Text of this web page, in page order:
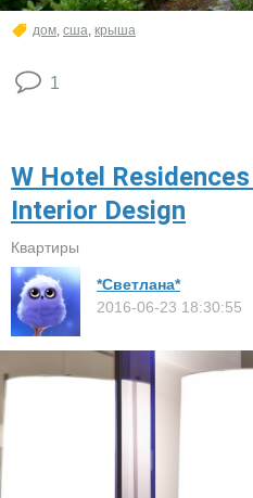
дом, сша, крыша
1
W Hotel
Interior Design
Квартиры
*Светлана*
2016-06-23 18:30:55